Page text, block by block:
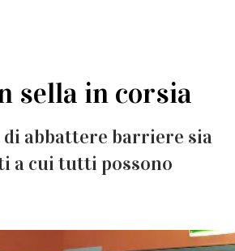
sella in corsia
di abbattere barriere sia
a cui tutti possono